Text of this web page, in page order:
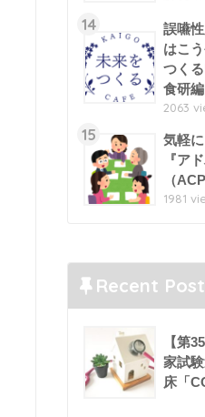
14
誤嚥
はこ
つく
食研
2063
15
気軽
『ア
（
1981
Recent
【第
家試
床「